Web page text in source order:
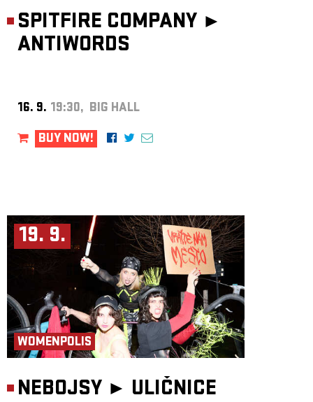
SPITFIRE COMPANY ►
ANTIWORDS
16. 9. 19:30, BIG HALL
BUY NOW!
19. 9.
WOMENPOLIS
NEBOJSY ► ULIČNICE